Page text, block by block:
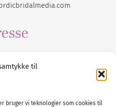
til
bruger vi teknologier som cookies til